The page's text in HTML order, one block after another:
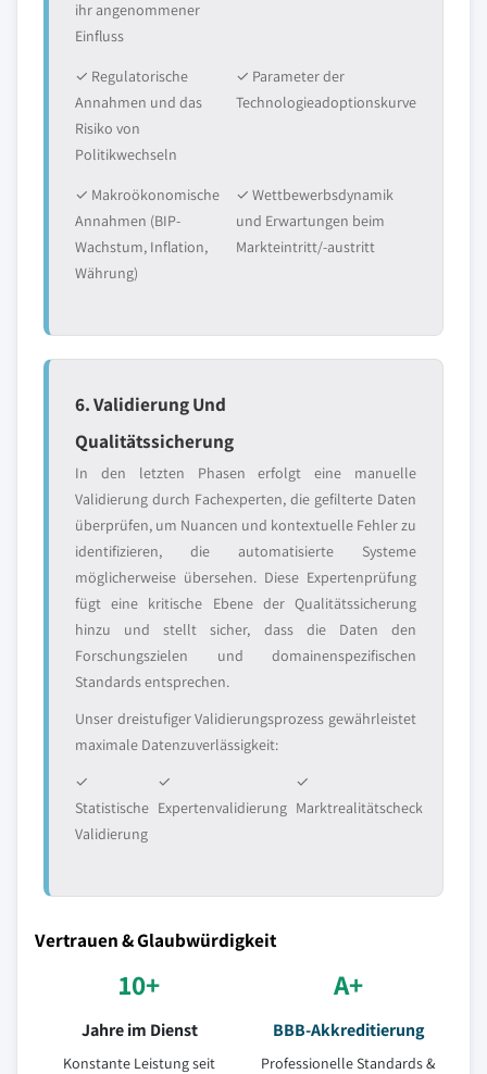
ihr angenommener
Einfluss
✓ Regulatorische
Annahmen und das
Risiko von
Politikwechseln
✓ Parameter der
Technologieadoptionskurve
✓ Makroökonomische
Annahmen (BIP-
Wachstum, Inflation,
Währung)
✓ Wettbewerbsdynamik
und Erwartungen beim
Markteintritt/-austritt
6. Validierung Und
Qualitätssicherung
In den letzten Phasen erfolgt eine manuelle
Validierung durch Fachexperten, die gefilterte Daten
überprüfen, um Nuancen und kontextuelle Fehler zu
identifizieren, die automatisierte Systeme
möglicherweise übersehen. Diese Expertenprüfung
fügt eine kritische Ebene der Qualitätssicherung
hinzu und stellt sicher, dass die Daten den
Forschungszielen und domainenspezifischen
Standards entsprechen.
Unser dreistufiger Validierungsprozess gewährleistet
maximale Datenzuverlässigkeit:
✓
Statistische
Validierung
✓
Expertenvalidierung
✓
Marktrealitätscheck
Vertrauen & Glaubwürdigkeit
10+
Jahre im Dienst
Konstante Leistung seit
A+
BBB-Akkreditierung
Professionelle Standards &